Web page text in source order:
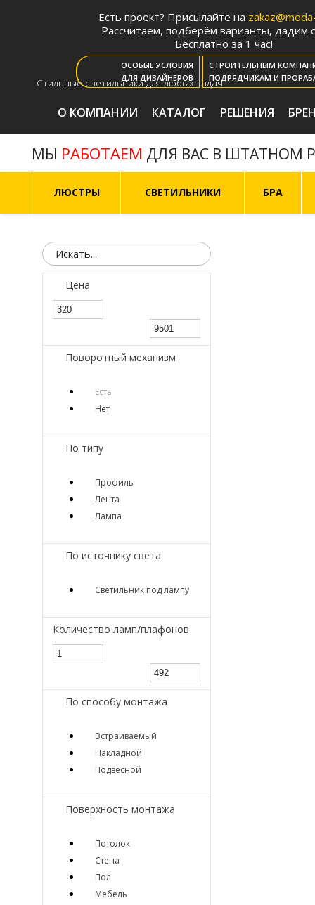
Есть проект? Присылайте на
Рассчитаем, подберём варианты, дадим
Бесплатно за 1 час!
ОСОБЫЕ УСЛОВИЯ
ДЛЯ ДИЗАЙНЕРОВ
СТРОИТЕЛЬНЫМ
ПОДРЯДЧИКАМ И
Стильные светильники для любых задач
О КОМПАНИИ КАТАЛОГ РЕШЕНИЯ
МЫ РАБОТАЕМ ДЛЯ ВАС В ШТАТНОМ
ЛЮСТРЫ СВЕТИЛЬНИКИ БРА
Цена
Поворотный механизм
Есть
Нет
По типу
Профиль
Лента
Лампа
По источнику света
Светильник под лампу
Количество ламп/плафонов
По способу монтажа
Встраиваемый
Накладной
Подвесной
Поверхность монтажа
Потолок
Стена
Пол
Мебель